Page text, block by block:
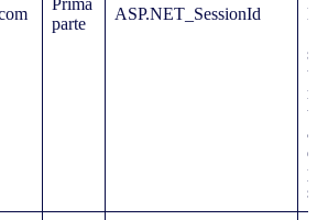
Prima
parte
ASP.NET_SessionId